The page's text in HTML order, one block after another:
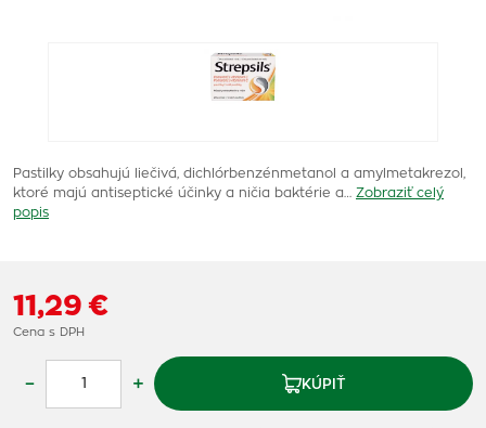
Pastilky obsahujú liečivá, dichlórbenzénmetanol a amylmetakrezol,
ktoré majú antiseptické účinky a ničia baktérie a…
Zobraziť celý
popis
11,29 €
Cena s DPH
– + KÚPIŤ